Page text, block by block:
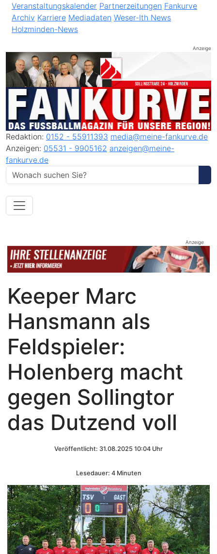
Veranstaltungskalender Partnerzeitungen Fankurve
Archiv Karriere Mediadaten Weser-Ith News
Holzminden-News
Anzeige
Redaktion: 0152 - 55911393 media@meine-fankurve.de
Anzeigen: 05531 - 9905162 anzeigen@meine-
fankurve.de
Anzeige
Keeper Marc
Hansmann als
Feldspieler:
Holenberg macht
gegen Sollingtor
das Dutzend voll
Veröffentlicht: 31.08.2025 10:04 Uhr
Lesedauer: 4 Minuten